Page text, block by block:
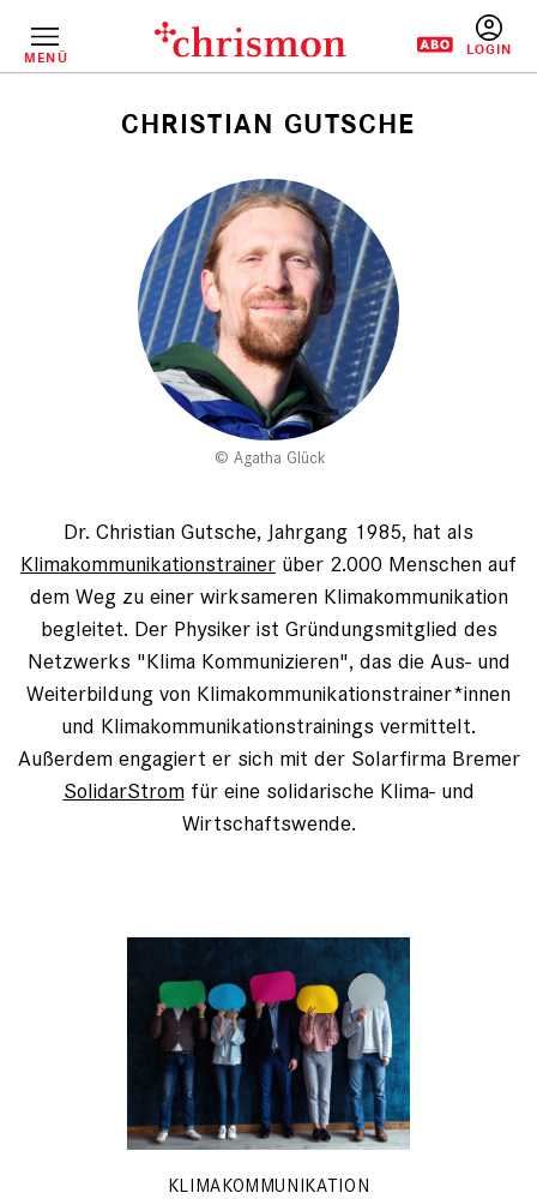
InhaltMENÜ
Pfadnavigation
CHRISTIAN GUTSCHE
Agatha Glück
Dr. Christian Gutsche, Jahrgang 1985, hat als
Klimakommunikationstrainer über 2.000 Menschen auf
dem Weg zu einer wirksameren Klimakommunikation
begleitet. Der Physiker ist Gründungsmitglied des
Netzwerks "Klima Kommunizieren", das die Aus- und
Weiterbildung von Klimakommunikationstrainer*innen
und Klimakommunikationstrainings vermittelt.
Außerdem engagiert er sich mit der Solarfirma Bremer
SolidarStromfür eine solidarische Klima- und
Wirtschaftswende.
KLIMAKOMMUNIKATION